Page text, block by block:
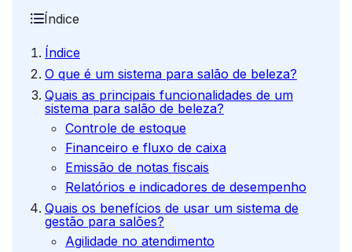
Índice
Índice
O que é um sistema para salão de beleza?
Quais as principais funcionalidades de um
sistema para salão de beleza?
Controle de estoque
Financeiro e fluxo de caixa
Emissão de notas fiscais
Relatórios e indicadores de desempenho
Quais os benefícios de usar um sistema de
gestão para salões?
Agilidade no atendimento